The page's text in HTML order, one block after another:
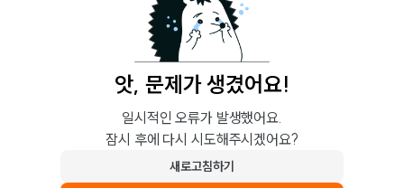
앗, 문제가 생겼어요!
일시적인 오류가 발생했어요.
잠시 후에 다시 시도해주시겠어요?
새로고침하기